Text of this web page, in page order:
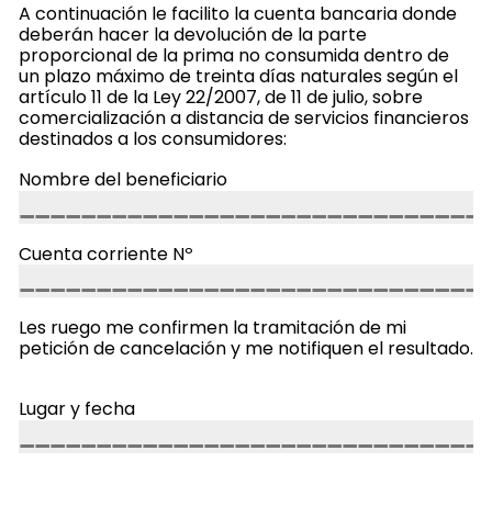
A continuación le facilito la cuenta bancaria donde
deberán hacer la devolución de la parte
proporcional de la prima no consumida dentro de
un plazo máximo de treinta días naturales según el
artículo 11 de la Ley 22/2007, de 11 de julio, sobre
comercialización a distancia de servicios financieros
destinados a los consumidores:
Nombre del beneficiario
Cuenta corriente Nº
Les ruego me confirmen la tramitación de mi
petición de cancelación y me notifiquen el resultado.
Lugar y fecha